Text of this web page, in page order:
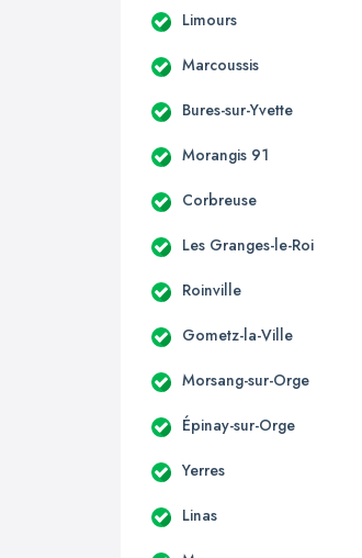
Limours
Marcoussis
Bures-sur-Yvette
Morangis 91
Corbreuse
Les Granges-le-Roi
Roinville
Gometz-la-Ville
Morsang-sur-Orge
Épinay-sur-Orge
Yerres
Linas